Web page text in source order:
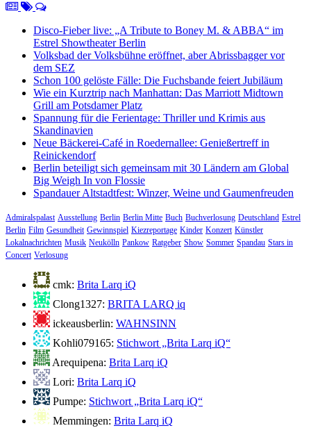
Disco-Fieber live: „A Tribute to Boney M. & ABBA“ im
Estrel Showtheater Berlin
Volksbad der Volksbühne eröffnet, aber Abrissbagger vor
dem SEZ
Schon 100 gelöste Fälle: Die Fuchsbande feiert Jubiläum
Wie ein Kurztrip nach Manhattan: Das Marriott Midtown
Grill am Potsdamer Platz
Spannung für die Ferientage: Thriller und Krimis aus
Skandinavien
Neue Bäckerei-Café in Roedernallee: Genießertreff in
Reinickendorf
Berlin beteiligt sich gemeinsam mit 30 Ländern am Global
Big Weigh In von Flossie
Spandauer Altstadtfest: Winzer, Weine und Gaumenfreuden
Admiralspalast Ausstellung Berlin Berlin Mitte Buch Buchverlosung Deutschland Estrel
Berlin Film Gesundheit Gewinnspiel Kiezreportage Kinder Konzert Künstler
Lokalnachrichten Musik Neukölln Pankow Ratgeber Show Sommer Spandau Stars in
Concert Verlosung
cmk: Brita Larq iQ
Clong1327: BRITA LARQ iq
ickeausberlin: WAHNSINN
Kohli079165: Stichwort „Brita Larq iQ“
Arequipena: Brita Larq iQ
Lori: Brita Larq iQ
Pumpe: Stichwort „Brita Larq iQ“
Memmingen: Brita Larq iQ